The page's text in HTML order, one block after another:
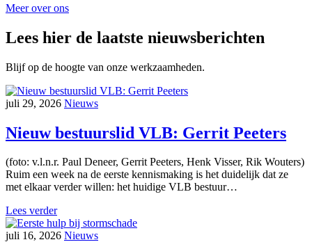
Meer over ons
Lees hier de laatste nieuwsberichten
Blijf op de hoogte van onze werkzaamheden.
juli 29, 2026 Nieuws
Nieuw bestuurslid VLB: Gerrit Peeters
(foto: v.l.n.r. Paul Deneer, Gerrit Peeters, Henk Visser, Rik Wouters)
Ruim een week na de eerste kennismaking is het duidelijk dat ze
met elkaar verder willen: het huidige VLB bestuur…
Lees verder
juli 16, 2026 Nieuws